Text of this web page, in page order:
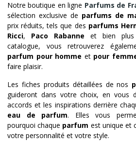
Notre boutique en ligne Parfums de
sélection exclusive de parfums de
prix réduits, tels que des parfums
Ricci, Paco Rabanne et bien plus
catalogue, vous retrouverez
parfum pour homme et pour
faire plaisir.
Les fiches produits détaillées de nos
guideront dans votre choix, en vous
accords et les inspirations derrière
eau de parfum. Elles vous
pourquoi chaque parfum est unique et
votre personnalité et votre style.